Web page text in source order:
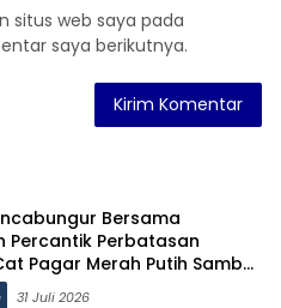
situs web saya pada
saya berikutnya.
Bersama
Percantik Perbatasan
Pagar Merah Putih Sambut
31 Juli 2026